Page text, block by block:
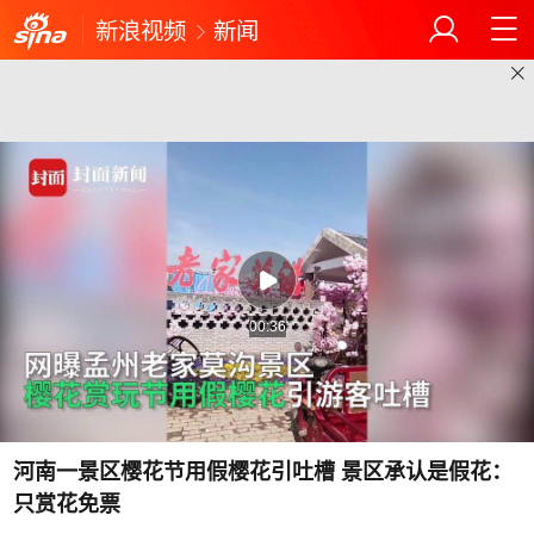
新浪视频 新闻
00:36
河南一景区樱花节用假樱花引吐槽 景区承认是假花：
只赏花免票